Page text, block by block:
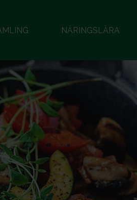
NÄRINGSLÄRA